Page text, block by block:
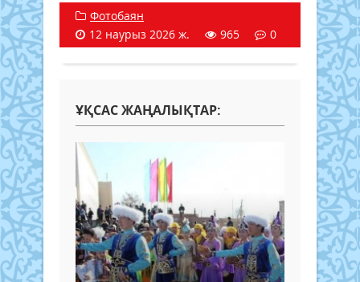
Фотобаян
12 наурыз 2026 ж.
965 0
ҰҚСАС ЖАҢАЛЫҚТАР: